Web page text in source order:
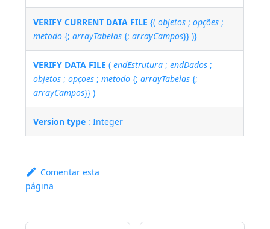
VERIFY CURRENT DATA FILE {(objetos ;opções ;
metodo {;arrayTabelas {;arrayCampos}} )}
VERIFY DATA FILE (endEstrutura ;endDados ;
objetos ;opçoes ;metodo {;arrayTabelas {;
arrayCampos}} )
Version type : Integer
Comentar esta
página